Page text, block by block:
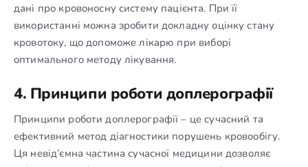
дані про кровоносну систему пацієнта. При її
використанні можна зробити докладну оцінку стану
кровотоку, що допоможе лікарю при виборі
оптимального методу лікування.
4. Принципи роботи доплерографії
Принципи роботи доплерографії – це сучасний та
ефективний метод діагностики порушень кровообігу.
Ця невід’ємна частина сучасної медицини дозволяє